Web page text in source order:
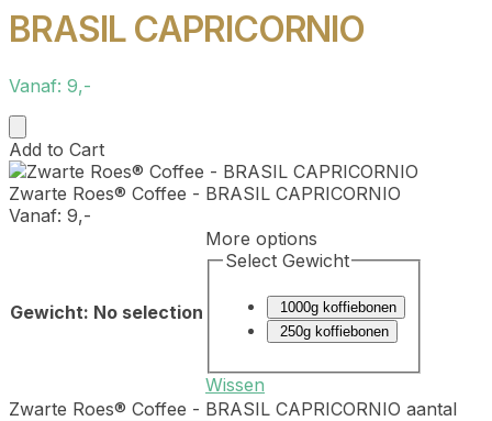
BRASIL CAPRICORNIO
Vanaf: 9,-
Add to Cart
Zwarte Roes® Coffee - BRASIL CAPRICORNIO
Vanaf: 9,-
Gewicht: No selection
More options
Select Gewicht
1000g koffiebonen
250g koffiebonen
Wissen
Zwarte Roes® Coffee - BRASIL CAPRICORNIO aantal